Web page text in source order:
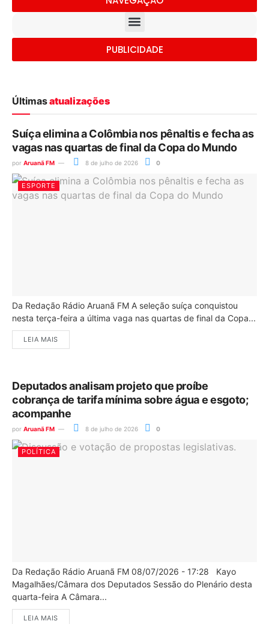
PUBLICIDADE
Últimasatualizações
Suíça elimina a Colômbia nos pênaltis e fecha as
vagas nas quartas de final da Copa do Mundo
por Aruanã FM 8 de julho de 2026 0
ESPORTE
Da Redação Rádio Aruanã FM A seleção suíça conquistou
nesta terça-feira a última vaga nas quartas de final da Copa...
LEIA MAIS
Deputados analisam projeto que proíbe
cobrança de tarifa mínima sobre água e esgoto;
acompanhe
por Aruanã FM 8 de julho de 2026 0
POLÍTICA
Da Redação Rádio Aruanã FM 08/07/2026 - 17:28 Kayo
Magalhães/Câmara dos Deputados Sessão do Plenário desta
quarta-feira A Câmara...
LEIA MAIS